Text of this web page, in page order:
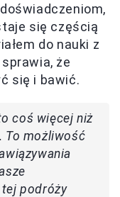
się częścią
do nauki z
że
się i bawić.
coś więcej niż
To możliwość
podróży